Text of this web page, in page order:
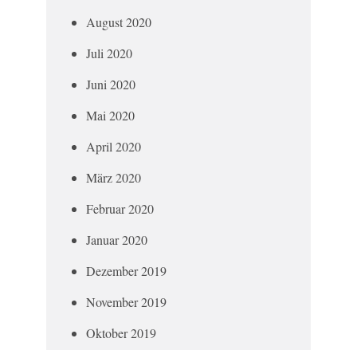
August 2020
Juli 2020
Juni 2020
Mai 2020
April 2020
März 2020
Februar 2020
Januar 2020
Dezember 2019
November 2019
Oktober 2019